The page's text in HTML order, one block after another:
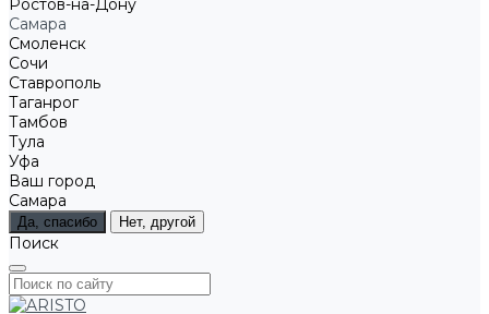
Ростов-на-Дону
Самара
Смоленск
Сочи
Ставрополь
Таганрог
Тамбов
Тула
Уфа
Ваш город
Самара
Да, спасибо Нет, другой
Поиск